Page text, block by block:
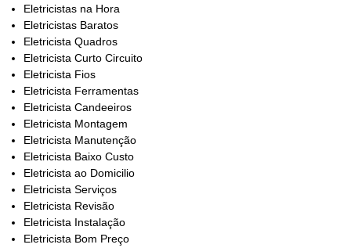
Eletricistas na Hora
Eletricistas Baratos
Eletricista Quadros
Eletricista Curto Circuito
Eletricista Fios
Eletricista Ferramentas
Eletricista Candeeiros
Eletricista Montagem
Eletricista Manutenção
Eletricista Baixo Custo
Eletricista ao Domicilio
Eletricista Serviços
Eletricista Revisão
Eletricista Instalação
Eletricista Bom Preço